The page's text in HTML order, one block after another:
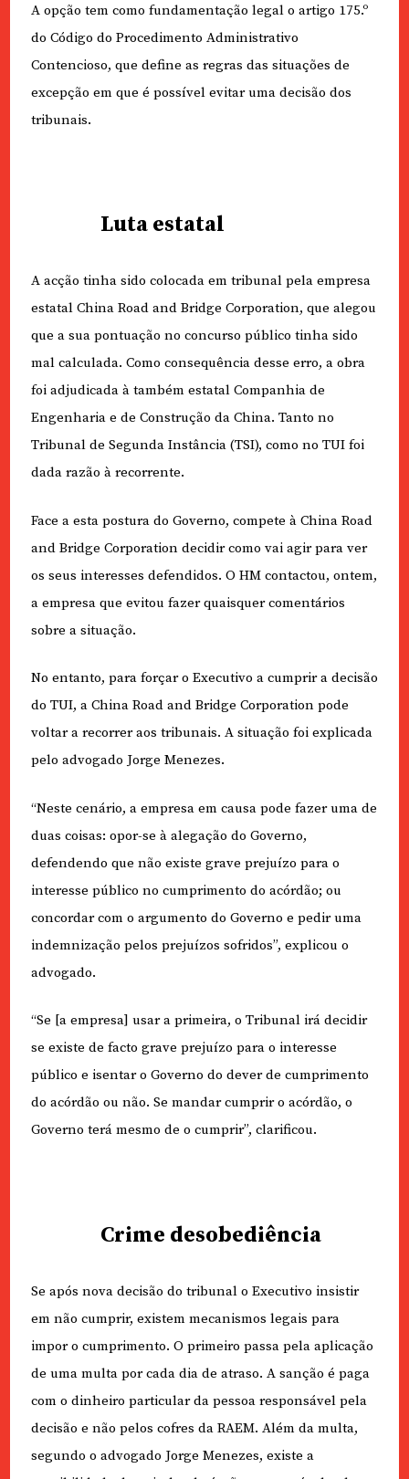
A opção tem como fundamentação legal o artigo 175.º
do Código do Procedimento Administrativo
Contencioso, que define as regras das situações de
excepção em que é possível evitar uma decisão dos
tribunais.
Luta estatal
A acção tinha sido colocada em tribunal pela empresa
estatal China Road and Bridge Corporation, que alegou
que a sua pontuação no concurso público tinha sido
mal calculada. Como consequência desse erro, a obra
foi adjudicada à também estatal Companhia de
Engenharia e de Construção da China. Tanto no
Tribunal de Segunda Instância (TSI), como no TUI foi
dada razão à recorrente.
Face a esta postura do Governo, compete à China Road
and Bridge Corporation decidir como vai agir para ver
os seus interesses defendidos. O HM contactou, ontem,
a empresa que evitou fazer quaisquer comentários
sobre a situação.
No entanto, para forçar o Executivo a cumprir a decisão
do TUI, a China Road and Bridge Corporation pode
voltar a recorrer aos tribunais. A situação foi explicada
pelo advogado Jorge Menezes.
“Neste cenário, a empresa em causa pode fazer uma de
duas coisas: opor-se à alegação do Governo,
defendendo que não existe grave prejuízo para o
interesse público no cumprimento do acórdão; ou
concordar com o argumento do Governo e pedir uma
indemnização pelos prejuízos sofridos”, explicou o
advogado.
“Se [a empresa] usar a primeira, o Tribunal irá decidir
se existe de facto grave prejuízo para o interesse
público e isentar o Governo do dever de cumprimento
do acórdão ou não. Se mandar cumprir o acórdão, o
Governo terá mesmo de o cumprir”, clarificou.
Crime desobediência
Se após nova decisão do tribunal o Executivo insistir
em não cumprir, existem mecanismos legais para
impor o cumprimento. O primeiro passa pela aplicação
de uma multa por cada dia de atraso. A sanção é paga
com o dinheiro particular da pessoa responsável pela
decisão e não pelos cofres da RAEM. Além da multa,
segundo o advogado Jorge Menezes, existe a